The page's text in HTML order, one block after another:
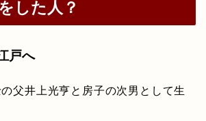
した人？
戸へ
父井上光亨と房子の次男として生